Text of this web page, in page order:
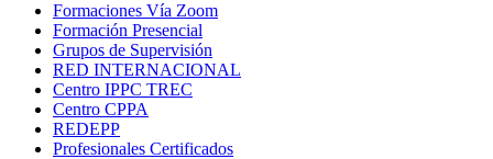
Formaciones Vía Zoom
Formación Presencial
Grupos de Supervisión
RED INTERNACIONAL
Centro IPPC TREC
Centro CPPA
REDEPP
Profesionales Certificados